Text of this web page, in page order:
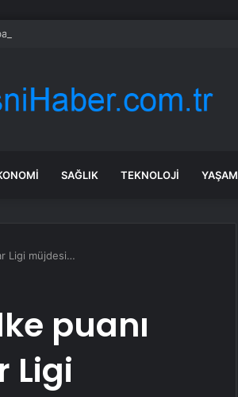
Açıldı
SAĞLIK TEKNOLOJI YAŞAM
Ligi müjdesi…
puanı
Ligi